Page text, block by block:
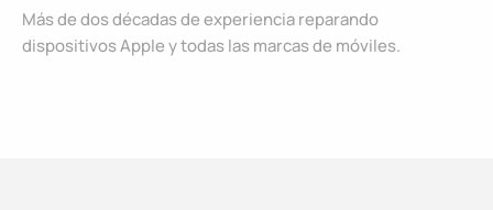
Más de dos décadas de experiencia reparando
dispositivos Apple y todas las marcas de móviles.